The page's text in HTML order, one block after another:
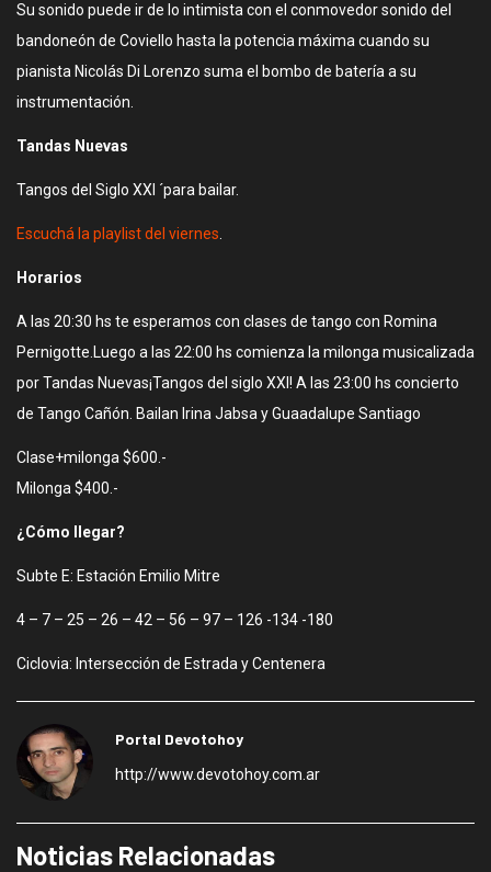
Su sonido puede ir de lo intimista con el conmovedor sonido del
bandoneón de Coviello hasta la potencia máxima cuando su
pianista Nicolás Di Lorenzo suma el bombo de batería a su
instrumentación.
Tandas Nuevas
Tangos del Siglo XXI ´para bailar.
Escuchá la playlist del viernes
Horarios
A las 20:30 hs te esperamos con clases de tango con Romina
Pernigotte.Luego a las 22:00 hs comienza la milonga musicalizada
por Tandas Nuevas¡Tangos del siglo XXI! A las 23:00 hs concierto
de Tango Cañón. Bailan Irina Jabsa y Guaadalupe Santiago
Clase+milonga $600.-
Milonga $400.-
¿Cómo llegar?
Subte E: Estación Emilio Mitre
4 – 7 – 25 – 26 – 42 – 56 – 97 – 126 -134 -180
Ciclovia: Intersección de Estrada y Centenera
Portal Devotohoy
http://www.devotohoy.com.ar
Noticias Relacionadas